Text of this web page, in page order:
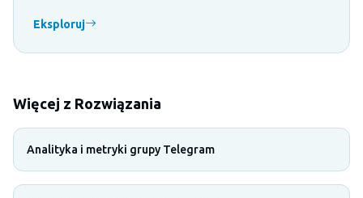
Eksploruj
Więcej z Rozwiązania
Analityka i metryki grupy Telegram